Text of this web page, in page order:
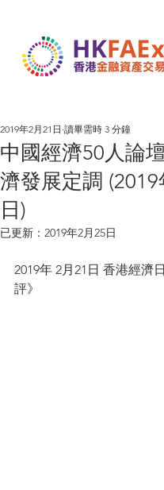
中國經濟50人論
濟發展定調 (2019
日)
2019年2月21日 讀畢需時 3 分鐘
已更新： 2019年2月25日
2019年 2月21日 香港經濟
評》